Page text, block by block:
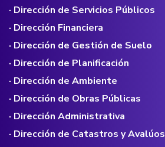
· Dirección de Servicios Públicos
· Dirección Financiera
· Dirección de Gestión de Suelo
· Dirección de Planificación
· Dirección de Ambiente
· Dirección de Obras Públicas
· Dirección Administrativa
· Dirección de Catastros y Avalúos